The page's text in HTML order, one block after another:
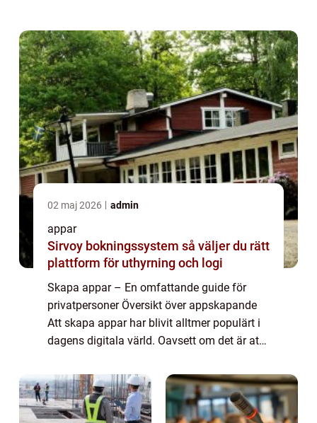
02 maj 2026 admin
appar
Sirvoy bokningssystem så väljer du rätt
plattform för uthyrning och logi
Skapa appar – En omfattande guide för
privatpersoner Översikt över appskapande
Att skapa appar har blivit alltmer populärt i
dagens digitala värld. Oavsett om det är att
lansera en affärsidé, är fö...